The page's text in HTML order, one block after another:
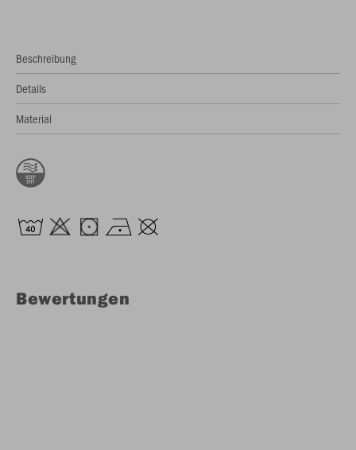
Beschreibung
Details
Material
Bewertungen